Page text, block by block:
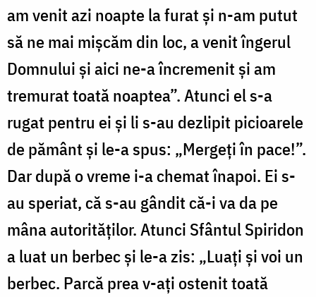
am venit azi noapte la furat și n-am putut
să ne mai mișcăm din loc, a venit îngerul
Domnului și aici ne-a încremenit și am
tremurat toată noaptea”. Atunci el s-a
rugat pentru ei și li s-au dezlipit picioarele
de pământ și le-a spus: „Mergeți în pace!”.
Dar după o vreme i-a chemat înapoi. Ei s-
au speriat, că s-au gândit că-i va da pe
mâna autorităților. Atunci Sfântul Spiridon
a luat un berbec și le-a zis: „Luați și voi un
berbec. Parcă prea v-ați ostenit toată